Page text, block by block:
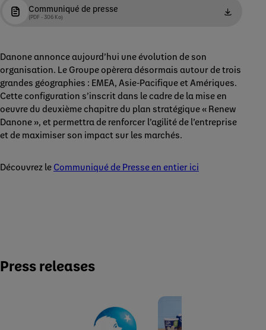
Communiqué de presse
(PDF - 306 Ko)
Danone annonce aujourd’hui une évolution de son
organisation. Le Groupe opèrera désormais autour de trois
grandes géographies : EMEA, Asie-Pacifique et Amériques.
Cette configuration s’inscrit dans le cadre de la mise en
oeuvre du deuxième chapitre du plan stratégique « Renew
Danone », et permettra de renforcer l’agilité de l’entreprise
et de maximiser son impact sur les marchés.
Découvrez le Communiqué de Presse en entier ici
Press releases